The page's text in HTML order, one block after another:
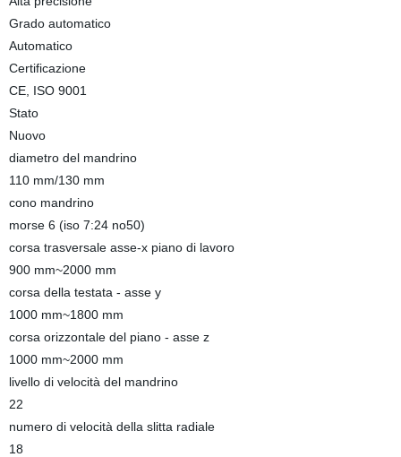
Grado automatico
Automatico
Certificazione
CE, ISO 9001
Stato
Nuovo
diametro del mandrino
110 mm/130 mm
cono mandrino
morse 6 (iso 7:24 no50)
corsa trasversale asse-x piano di lavoro
900 mm~2000 mm
corsa della testata - asse y
1000 mm~1800 mm
corsa orizzontale del piano - asse z
1000 mm~2000 mm
livello di velocità del mandrino
22
numero di velocità della slitta radiale
18